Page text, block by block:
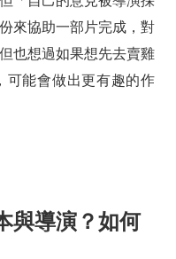
來協助一部片完成，對
也想過如果想先去賣雞
可能會做出更有趣的作
與導演？如何